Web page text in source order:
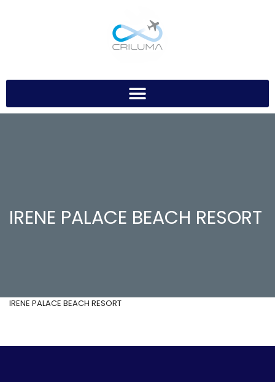
IRENE PALACE BEACH RESORT
IRENE PALACE BEACH RESORT